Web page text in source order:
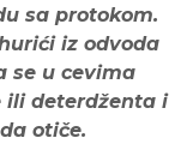
sa protokom.
iz odvoda
se u cevima
ili deterdženta i
otiče.